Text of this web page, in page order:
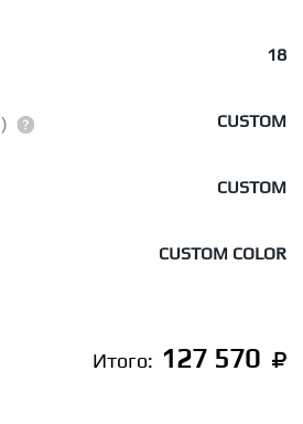
18
CUSTOM
CUSTOM
CUSTOM COLOR
Итого: 127 570